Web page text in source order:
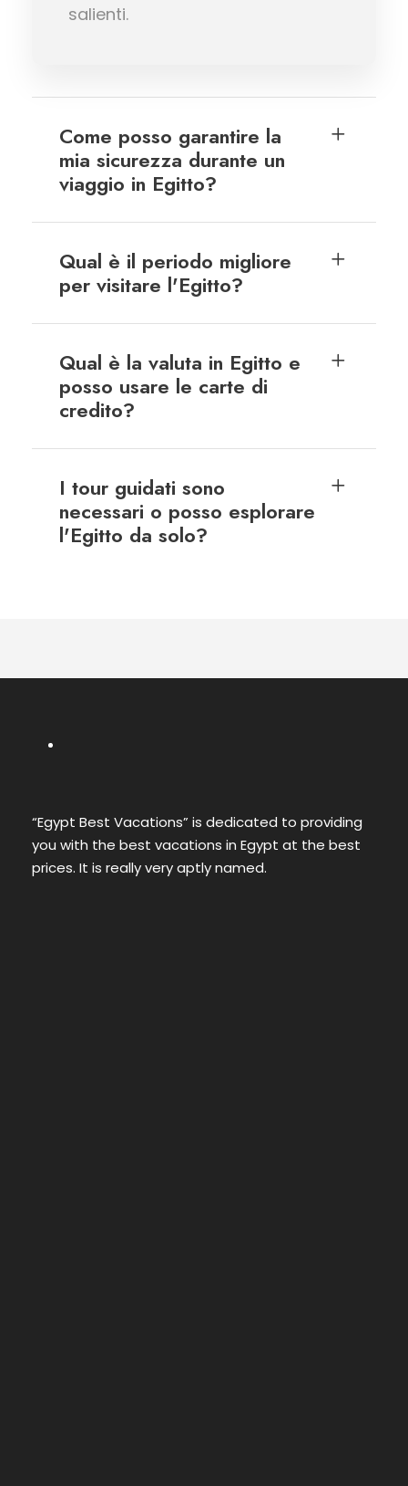
salienti.
Come posso garantire la
mia sicurezza durante un
viaggio in Egitto?
Qual è il periodo migliore
per visitare l'Egitto?
Qual è la valuta in Egitto e
posso usare le carte di
credito?
I tour guidati sono
necessari o posso esplorare
l'Egitto da solo?
“Egypt Best Vacations” is dedicated to providing
you with the best vacations in Egypt at the best
prices. It is really very aptly named.